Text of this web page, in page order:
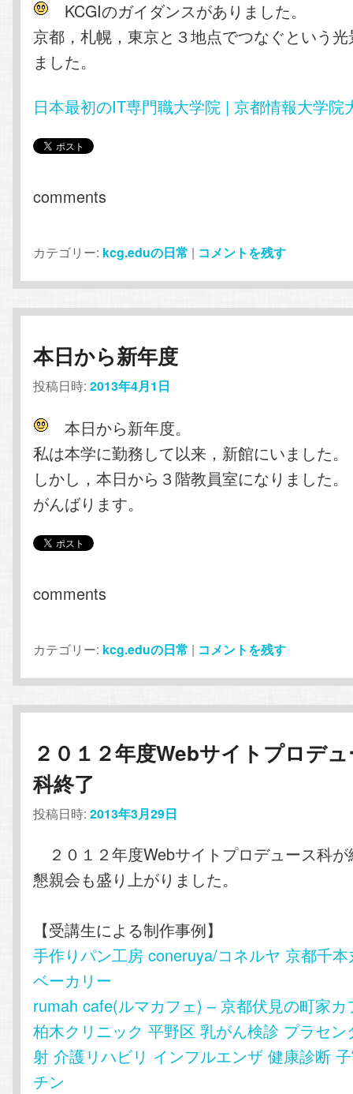
KCGIのガイダンスがありました。
京都，札幌，東京と３地点でつなぐという
ました。
日本最初のIT専門職大学院 | 京都情報大学院
comments
カテゴリー: kcg.eduの日常 | コメントを残す
本日から新年度
投稿日時:2013年4月1日
本日から新年度。
私は本学に勤務して以来，新館にいました。
しかし，本日から３階教員室になりました。
がんばります。
comments
カテゴリー: kcg.eduの日常 | コメントを残す
２０１２年度Webサイトプロデ
科終了
投稿日時:2013年3月29日
２０１２年度Webサイトプロデュース科
懇親会も盛り上がりました。
【受講生による制作事例】
手作りパン工房 coneruya/コネルヤ 京都千
ベーカリー
rumah cafe(ルマカフェ) – 京都伏見の町家カ
柏木クリニック 平野区 乳がん検診 プラセ
射 介護リハビリ インフルエンザ 健康診断
チン